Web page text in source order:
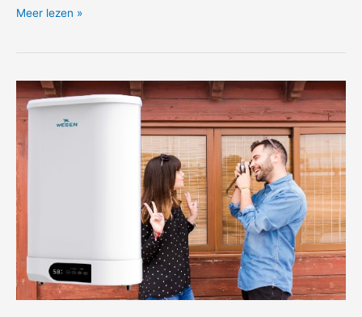
Haal
zonnepanelen
met
een
slimme
Wateraccu
Meer lezen »